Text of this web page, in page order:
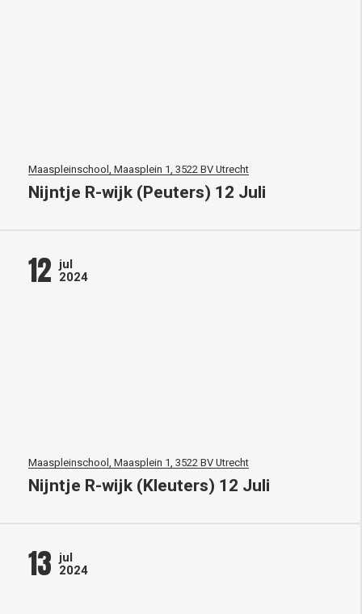
Maaspleinschool, Maasplein 1, 3522 BV Utrecht
Nijntje R-wijk (Peuters) 12 Juli
12 jul
2024
Maaspleinschool, Maasplein 1, 3522 BV Utrecht
Nijntje R-wijk (Kleuters) 12 Juli
13 jul
2024